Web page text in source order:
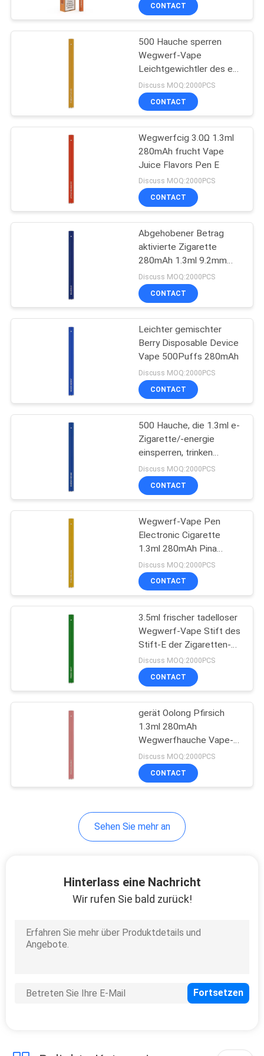
QUALITÄTSKONTROLLE
ZITAT
POLICY
Wegwerf-Vape-
Hülsen-Gerät
Flacher
Wegwerfvape Pen
Elektronische
Wegwerfzigarette
16
Nachfüllbare
elektronische
Zigarette
11
Gewürzte e-
Zigarette
Hülsen-System-
Ausrüstungen
Cigalike-Diffusor
Cigarette
CONTACT
500 Hauche sperren
Wegwerf-Vape
Leichtgewichtler des e-
Zigaretten-Ananas-Eis-
1.3ml 5% ein
Discuss MOQ:2000PCS
CONTACT
Wegwerfcig 3.0Ω 1.3ml
280mAh frucht Vape
Juice Flavors Pen E
Discuss MOQ:2000PCS
CONTACT
Abgehobener Betrag
aktivierte Zigarette
280mAh 1.3ml 9.2mm
Stift-E blauen Razz
Wegwerf-Vape
Discuss MOQ:2000PCS
CONTACT
Leichter gemischter
Berry Disposable Device
Vape 500Puffs 280mAh
Discuss MOQ:2000PCS
CONTACT
500 Hauche, die 1.3ml e-
Zigarette/-energie
einsperren, trinken
Prefilled Wegwerf-Vape-
Hülse
Discuss MOQ:2000PCS
CONTACT
Wegwerf-Vape Pen
Electronic Cigarette
1.3ml 280mAh Pina
Colada Electronic
Cigarette
Discuss MOQ:2000PCS
CONTACT
3.5ml frischer tadelloser
Wegwerf-Vape Stift des
Stift-E der Zigaretten-
3.7V
Discuss MOQ:2000PCS
CONTACT
gerät Oolong Pfirsich
1.3ml 280mAh
Wegwerfhauche Vape-
Stift-500
Discuss MOQ:2000PCS
CONTACT
Sehen Sie mehr an
Hinterlass eine Nachricht
Wir rufen Sie bald zurück!